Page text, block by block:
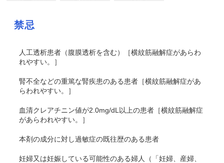
禁忌
人工透析患者（腹膜透析を含む）［横紋筋融解症があらわ
れやすい。］
腎不全などの重篤な腎疾患のある患者［横紋筋融解症があ
らわれやすい。］
血清クレアチニン値が2.0mg/dL以上の患者［横紋筋融解症
があらわれやすい。］
本剤の成分に対し過敏症の既往歴のある患者
妊婦又は妊娠している可能性のある婦人（「妊婦、産婦、